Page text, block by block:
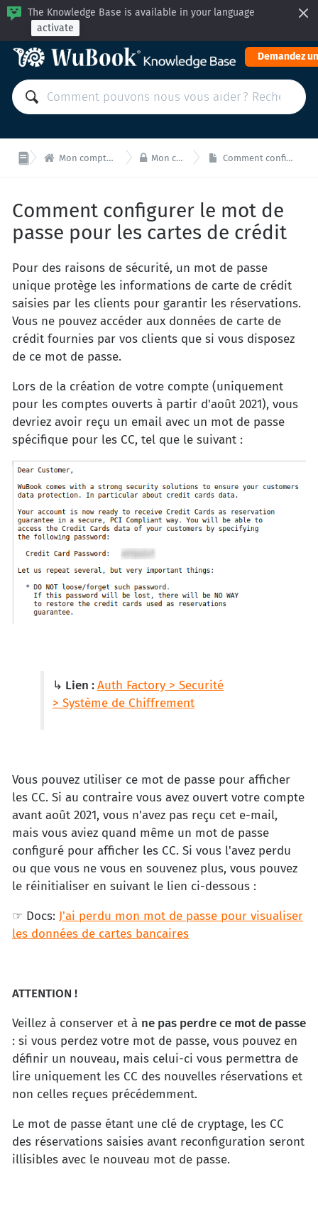
The Knowledge Base is available in your language
activate
Demandez
 Mon compte WuBook: Paiements et Administration  Mon compte WuBook - Sécurité Comment configurer le mot de passe pour les cartes de crédit
Comment configurer le mot de
passe pour les cartes de crédit
Pour des raisons de sécurité, un mot de passe
unique protège les informations de carte de crédit
saisies par les clients pour garantir les réservations.
Vous ne pouvez accéder aux données de carte de
crédit fournies par vos clients que si vous disposez
de ce mot de passe.
Lors de la création de votre compte (uniquement
pour les comptes ouverts à partir d'août 2021), vous
devriez avoir reçu un email avec un mot de passe
spécifique pour les CC, tel que le suivant :
↳ Lien :Auth Factory > Securité
> Système de Chiffrement
Vous pouvez utiliser ce mot de passe pour afficher
les CC. Si au contraire vous avez ouvert votre compte
avant août 2021, vous n'avez pas reçu cet e-mail,
mais vous aviez quand même un mot de passe
configuré pour afficher les CC. Si vous l'avez perdu
ou que vous ne vous en souvenez plus, vous pouvez
le réinitialiser en suivant le lien ci-dessous :
☞ Docs: J'ai perdu mon mot de passe pour visualiser
les données de cartes bancaires
ATTENTION !
Veillez à conserver et à ne pas perdre ce mot de passe
: si vous perdez votre mot de passe, vous pouvez en
définir un nouveau, mais celui-ci vous permettra de
lire uniquement les CC des nouvelles réservations et
non celles reçues précédemment.
Le mot de passe étant une clé de cryptage, les CC
des réservations saisies avant reconfiguration seront
illisibles avec le nouveau mot de passe.